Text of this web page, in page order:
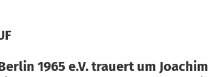
1965 e.V. trauert um